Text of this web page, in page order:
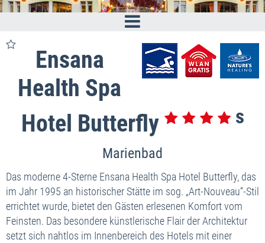
Ensana
Health Spa
Hotel Butterfly
Marienbad
Das moderne 4-Sterne Ensana Health Spa Hotel Butterfly, das
im Jahr 1995 an historischer Stätte im sog. „Art-Nouveau“-Stil
errichtet wurde, bietet den Gästen erlesenen Komfort vom
Feinsten. Das besondere künstlerische Flair der Architektur
setzt sich nahtlos im Innenbereich des Hotels mit einer